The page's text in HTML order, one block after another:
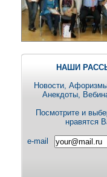
НАШИ
Новости,
Анекдоты,
Посмотрите и
нравятся
e-mail